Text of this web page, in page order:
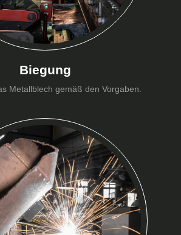
Biegung
Metallblech gemäß den Vorgaben.